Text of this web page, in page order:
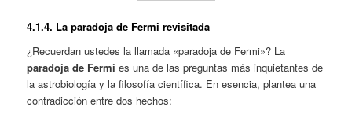
4.1.4. La paradoja de Fermi revisitada
¿Recuerdan ustedes la llamada «paradoja de Fermi»? La
paradoja de Fermi es una de las preguntas más inquietantes de
la astrobiología y la filosofía científica. En esencia, plantea una
contradicción entre dos hechos: